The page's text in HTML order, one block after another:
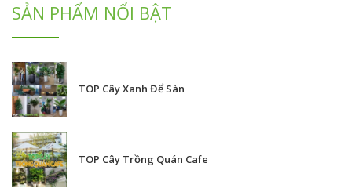
SẢN PHẨM NỔI BẬT
TOP Cây Xanh Để Sàn
TOP Cây Trồng Quán Cafe